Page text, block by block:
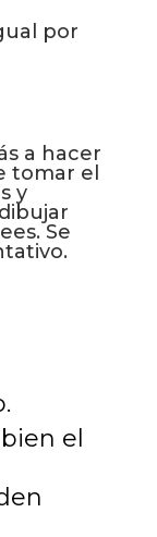
por
a hacer
tomar el
y
Se
el